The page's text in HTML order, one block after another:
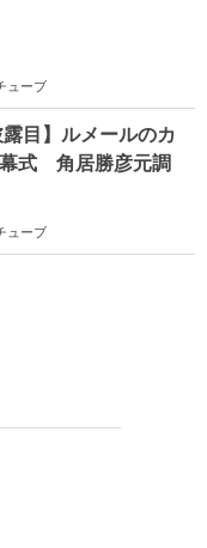
ューブ
露目】ルメールのカ
式 角居勝彦元調
ューブ